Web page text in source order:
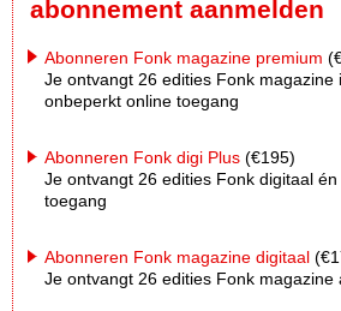
abonnement aanmelden
Abonneren Fonk magazine premium
Je ontvangt 26 edities Fonk magazine
onbeperkt online toegang
Abonneren Fonk digi Plus (€195)
Je ontvangt 26 edities Fonk digitaal
toegang
Abonneren Fonk magazine digitaal
Je ontvangt 26 edities Fonk magazine